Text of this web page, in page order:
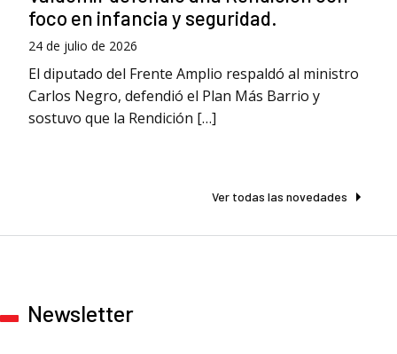
foco en infancia y seguridad.
24 de julio de 2026
El diputado del Frente Amplio respaldó al ministro
Carlos Negro, defendió el Plan Más Barrio y
sostuvo que la Rendición […]
Ver todas las novedades
Newsletter